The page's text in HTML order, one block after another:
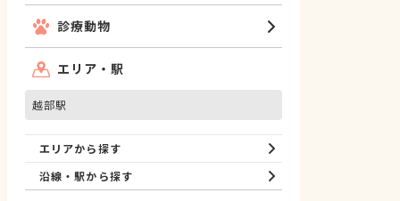
診療動物
エリア・駅
越部駅
エリアから探す
沿線・駅から探す